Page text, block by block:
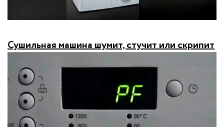
Сушильная машина шумит, стучит или скрипит